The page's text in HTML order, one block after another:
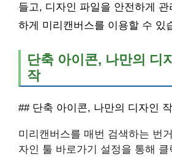
들고, 디자인 파일을 안전하게 관
하게 미리캔버스를 이용할 수 있
단축 아이콘, 나만의 디
작
## 단축 아이콘, 나만의 디자인
미리캔버스를 매번 검색하는 번
자인 툴 바로가기 설정을 통해